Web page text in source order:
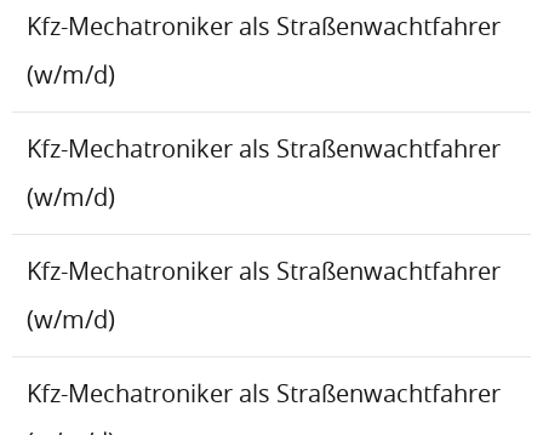
Kfz-Mechatroniker als Straßenwachtfahrer
(w/m/d)
Kfz-Mechatroniker als Straßenwachtfahrer
(w/m/d)
Kfz-Mechatroniker als Straßenwachtfahrer
(w/m/d)
Kfz-Mechatroniker als Straßenwachtfahrer